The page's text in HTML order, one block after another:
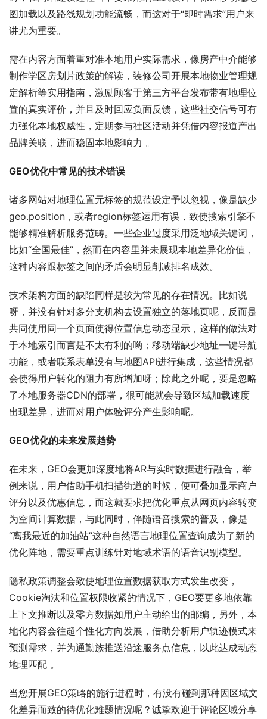
图加载以及路线规划功能流畅，而这对于“即时需求”用户来
讲尤为重要。
需在内容方面着重对准本地用户实际需求，像房产中介能够
制作学区房划片政策的解读，装修公司开展本地物业管理规
定解析等实用指南，激励顾客于第三方平台发布带有地理位
置的真实评价，并且及时回应负面反馈，这些社交信号可有
力强化本地权威性，定期参与社区活动并凭借内容报道产出
品牌关联，进而稳固本地影响力 。
GEO优化中常见的技术错误
诸多网站对地理位置元标签的规范设定予以忽视，像是缺少
geo.position，或者region标签运用有误，致使搜索引擎不
能够精准解析服务范畴。一些企业过度采用泛地域关键词，
比如“全国最佳”，然而在内容里并未展现本地差异化价值，
这种内容跟标签之间的矛盾会明显削减排名成效。
技术架构方面的缺陷同样是较为常见的存在情况。比如说
呀，并没有针对多分支机构去设置独立的落地页呢，反而是
共同使用同一个页面使得位置信息动态显示，这样的做法对
于本地索引而言是不太有利的哟；移动端缺少地址一键导航
功能，或者联系表单没有与地图API进行集成，这些情况都
会使得用户转化的阻力有所增加呀；除此之外呢，要是忽略
了本地服务器CDN的部署，很可能就会导致区域加载速度
出现差异，进而对用户体验评分产生影响呢。
GEO优化的未来发展趋势
在未来，GEO会更加深度地将AR与实时数据进行融合，举
例来说，用户借助手机扫描街道的时候，便可叠加显示商户
评分以及优惠信息，而这就要求把优化重点从网页内容转变
为空间计算数据，与此同时，伴随语音搜索的普及，像是
“离我最近的加油站”这种自然语言地理位置查询成为了新的
优化阵地，需要重点训练针对地域术语的语音识别模型。
隐私政策调整会致使地理位置数据获取方式发生改变，
Cookie淘汰和位置权限收紧的情况下，GEO要更多地依靠
上下文推断以及零方数据如用户主动给出的邮编，另外，本
地化内容会往超个性化方向发展，借助分析用户轨迹模式来
预测需求，并为通勤族推送沿途服务点信息，以此达成动态
地理匹配 。
当您开展GEO策略的施行进程时，有没有碰到那种因区域文
化差异而致的待优化难题情况呢？诚挚欢迎于评论区域分享